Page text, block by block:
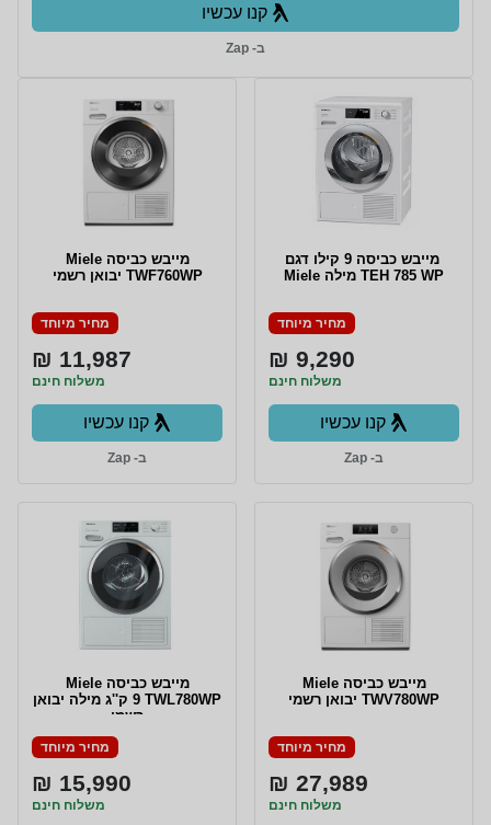
קנו עכשיו
ב- Zap
‎ מייבש כביסה 9 קילו דגם
TEH 785 WP מילה Miele
מחיר מיוחד
9,290 ₪
משלוח חינם
קנו עכשיו
ב- Zap
מייבש כביסה Miele
TWF760WP יבואן רשמי
מחיר מיוחד
11,987 ₪
משלוח חינם
קנו עכשיו
ב- Zap
מייבש כביסה Miele
TWV780WP יבואן רשמי
מחיר מיוחד
27,989 ₪
משלוח חינם
מייבש כביסה Miele
TWL780WP ‏9 ‏ק''ג מילה יבואן
רשמי
מחיר מיוחד
15,990 ₪
משלוח חינם